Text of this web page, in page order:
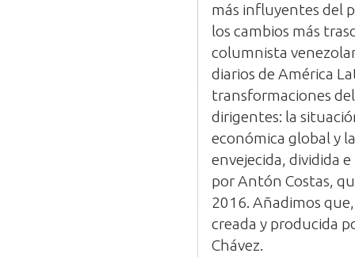
más influyentes del
los cambios más
columnista
diarios de América
transformaciones
dirigentes: la
económica global y
envejecida, dividida
por Antón Costas,
2016. Añadimos
creada y producida
Chávez.